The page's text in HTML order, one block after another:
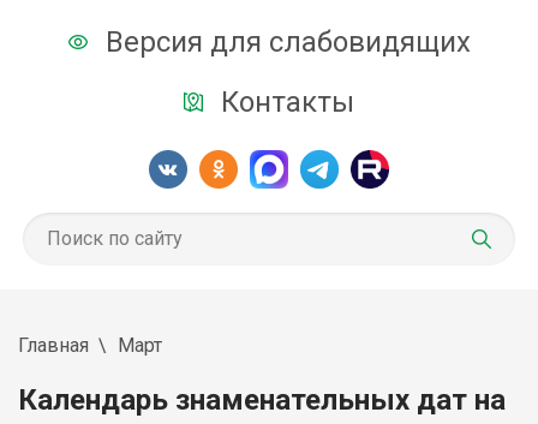
Версия для слабовидящих
Контакты
Главная Март
Календарь знаменательных дат на